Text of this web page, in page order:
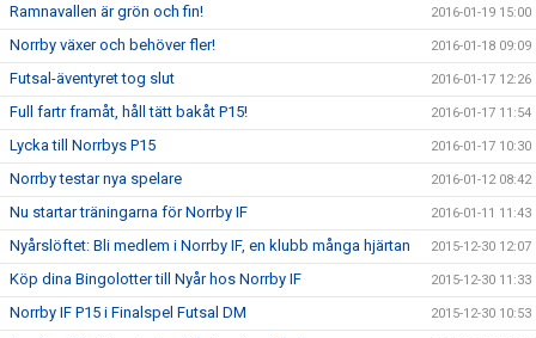
Ramnavallen är grön och fin! 2016-01-19 15:00
Norrby växer och behöver fler! 2016-01-18 09:09
Futsal-äventyret tog slut 2016-01-17 12:26
Full fartr framåt, håll tätt bakåt P15! 2016-01-17 11:54
Lycka till Norrbys P15 2016-01-17 10:30
Norrby testar nya spelare 2016-01-12 08:42
Nu startar träningarna för Norrby IF 2016-01-11 11:43
Nyårslöftet: Bli medlem i Norrby IF, en klubb många hjärtan 2015-12-30 12:07
Köp dina Bingolotter till Nyår hos Norrby IF 2015-12-30 11:33
Norrby IF P15 i Finalspel Futsal DM 2015-12-30 10:53